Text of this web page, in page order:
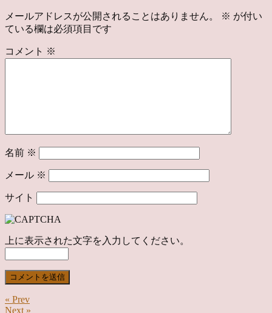
メールアドレスが公開されることはありません。 ※ が付い
ている欄は必須項目です
コメント ※
名前 ※
メール ※
サイト
上に表示された文字を入力してください。
« Prev
Next »